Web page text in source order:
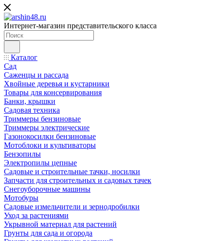
Интернет-магазин представительского класса
Каталог
Сад
Саженцы и рассада
Хвойные деревья и кустарники
Товары для консервирования
Банки, крышки
Садовая техника
Триммеры бензиновые
Триммеры электрические
Газонокосилки бензиновые
Мотоблоки и культиваторы
Бензопилы
Электропилы цепные
Садовые и строительные тачки, носилки
Запчасти для строительных и садовых тачек
Снегоуборочные машины
Мотобуры
Садовые измельчители и зернодробилки
Уход за растениями
Укрывной материал для растений
Грунты для сада и огорода